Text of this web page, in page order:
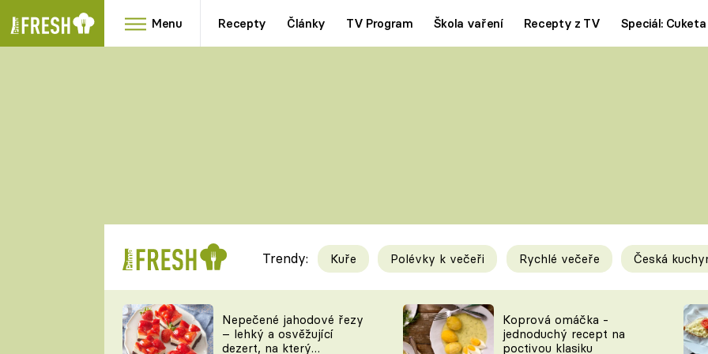
Menu Recepty Články TV Program Škola vaření Recepty z TV Speciál: Cuketa
RYCHLOVKY
Videorecepty
TEĎ VAŘÍ ŠÉF!
Tipy a triky
KAM ZA JÍDLEM
Trendy: Kuře Polévky k večeři Rychlé večeře Česká
Nepečené jahodové řezy
– lehký a osvěžující
dezert, na který
Koprová omáčka -
jednoduchý recept na
poctivou klasiku